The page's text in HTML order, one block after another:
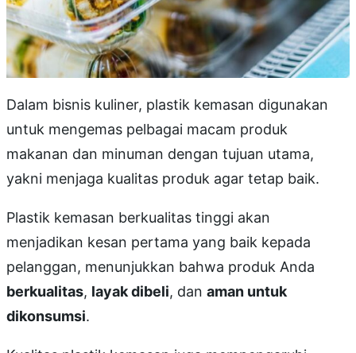
Dalam bisnis kuliner, plastik kemasan digunakan
untuk mengemas pelbagai macam produk
makanan dan minuman dengan tujuan utama,
yakni menjaga kualitas produk agar tetap baik.
Plastik kemasan berkualitas tinggi akan
menjadikan kesan pertama yang baik kepada
pelanggan, menunjukkan bahwa produk Anda
berkualitas, layak dibeli, dan aman untuk
dikonsumsi.